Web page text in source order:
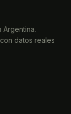
Argentina.
datos reales